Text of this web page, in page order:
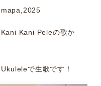
Kani Peleの歌か
で生歌です！